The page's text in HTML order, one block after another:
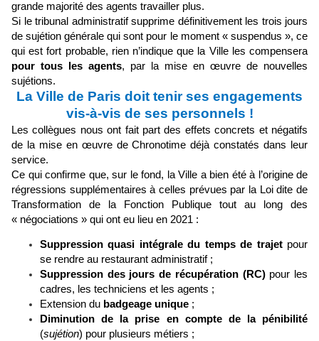
grande majorité des agents travailler plus.
Si le tribunal administratif supprime définitivement les trois jours
de sujétion générale qui sont pour le moment « suspendus », ce
qui est fort probable, rien n’indique que la Ville les compensera
pour tous les agents, par la mise en œuvre de nouvelles
sujétions.
La Ville de Paris doit tenir ses engagements
vis-à-vis de ses personnels !
Les collègues nous ont fait part des effets concrets et négatifs
de la mise en œuvre de Chronotime déjà constatés dans leur
service.
Ce qui confirme que, sur le fond, la Ville a bien été à l’origine de
régressions supplémentaires à celles prévues par la Loi dite de
Transformation de la Fonction Publique tout au long des
« négociations » qui ont eu lieu en 2021 :
Suppression quasi intégrale du temps de trajetpour
se rendre au restaurant administratif ;
Suppression des jours de récupération (RC)pour les
cadres, les techniciens et les agents ;
Extension du badgeage unique ;
Diminution de la prise en compte de la pénibilité
(sujétion) pour plusieurs métiers ;